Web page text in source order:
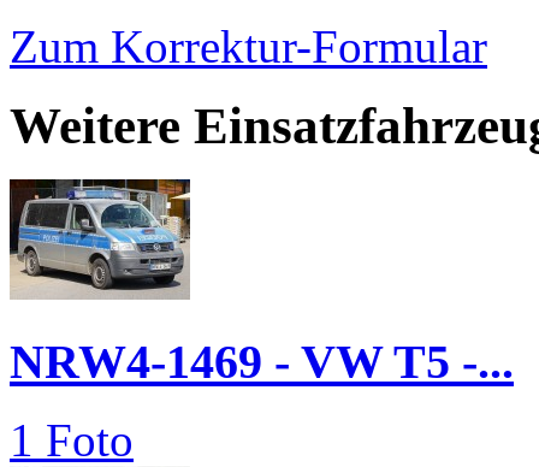
Zum Korrektur-Formular
Weitere
NRW4-1469 - VW T5 -...
1 Foto